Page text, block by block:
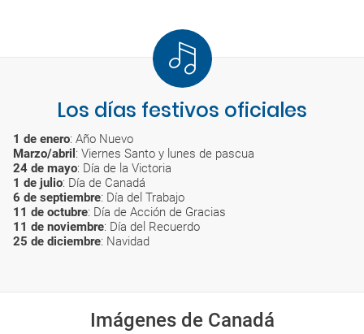
Los días festivos oficiales
1 de enero: Año Nuevo
Marzo/abril : Viernes Santo y lunes de pascua
24 de mayo: Día de la Victoria
1 de julio: Día de Canadá
6 de septiembre: Día del Trabajo
11 de octubre: Día de Acción de Gracias
11 de noviembre: Día del Recuerdo
25 de diciembre: Navidad
Imágenes de Canadá